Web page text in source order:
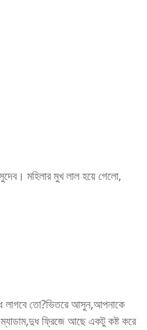
মহিলার মুখ লাল হয়ে গেলো,
লাগবে তো?ভিতরে আসুন,আপনাকে
ফ্রিজে আছে একটু কষ্ট করে